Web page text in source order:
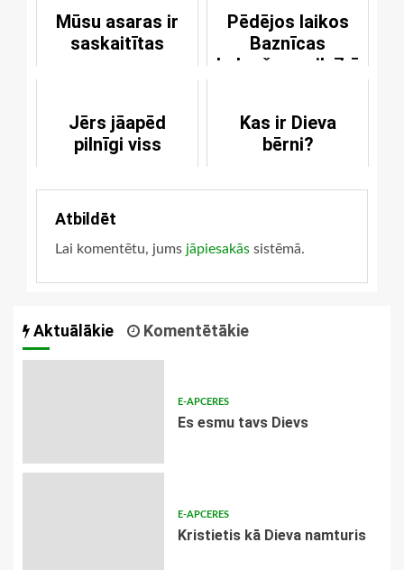
Mūsu asaras ir
saskaitītas
Pēdējos laikos
Baznīcas
kalpošana pilnībā
Jērs jāapēd
pilnīgi viss
Kas ir Dieva
bērni?
Atbildēt
Lai komentētu, jums jāpiesakās sistēmā.
Aktuālākie Komentētākie
E-APCERES
Es esmu tavs Dievs
E-APCERES
Kristietis kā Dieva namturis